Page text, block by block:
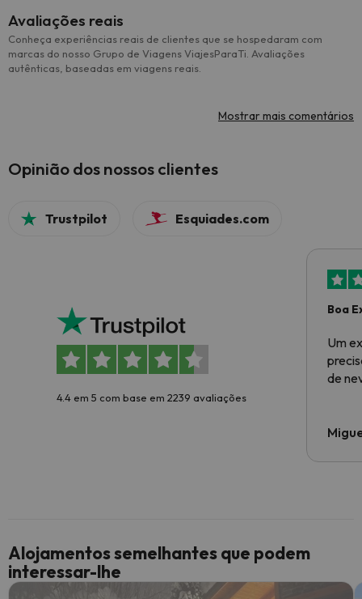
Avaliações reais
Conheça experiências reais de clientes que se hospedaram com
marcas do nosso Grupo de Viagens ViajesParaTi. Avaliações
autênticas, baseadas em viagens reais.
Mostrar mais comentários
Opinião dos nossos clientes
Trustpilot Esquiades.com
4.4 em 5 com base em 2239 avaliações
Boa
Um
de
Alojamentos semelhantes que podem
interessar-lhe